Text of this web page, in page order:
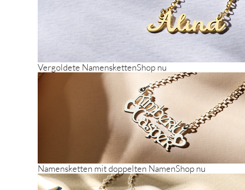
Vergoldete NamenskettenShop nu
Namensketten mit doppelten NamenShop nu